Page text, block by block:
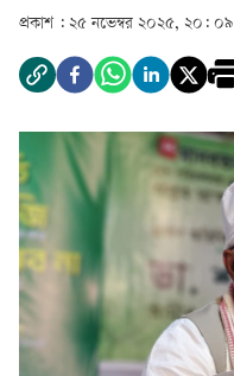
প্রকাশ : ২৫ নভেম্বর ২০২৫, ২০: ০৯